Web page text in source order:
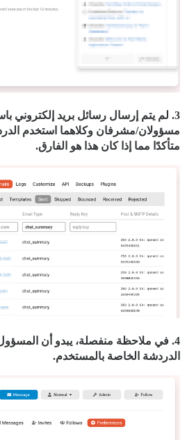
3. لم يتم إرسال رسائل بريد إلكتروني
مسؤولان/مشرفان وكلاهما استخدم
متأكدًا مما إذا كان هذا هو الفارق.
4. في ملاحظة منفصلة، يبدو أن
الدردشة الخاصة بالمستخدم.